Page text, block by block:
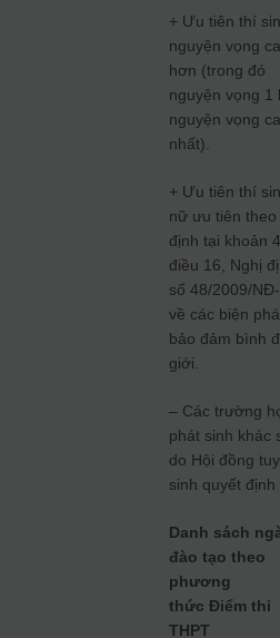
+ Ưu tiên thí
nguyện vọng
hơn (trong đó
nguyện vọng 1
nguyện vọng
nhất).
+ Ưu tiên thí
nữ ưu tiên theo
định tại khoản 4,
điều 16, Nghị
số 48/2009/
về các biện
bảo đảm bình
giới.
– Các trường
phát sinh khác
do Hội đồng
sinh quyết định
Danh sách
đào tạo theo
phương
thức Điểm thi
THPT